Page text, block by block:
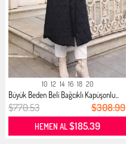
10 12 14 16 18 20
Büyük Beden Beli Bağcıklı Kapüşonlu...
$770.53 $308.99
HEMEN AL$185.39